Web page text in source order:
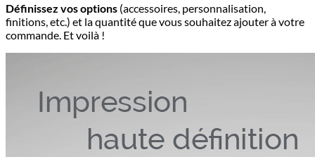
Définissez vos options (accessoires, personnalisation,
finitions, etc.) et la quantité que vous souhaitez ajouter à votre
commande. Et voilà !